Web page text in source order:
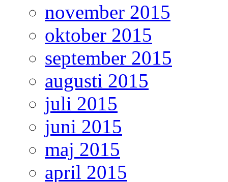
november 2015
oktober 2015
september 2015
augusti 2015
juli 2015
juni 2015
maj 2015
april 2015